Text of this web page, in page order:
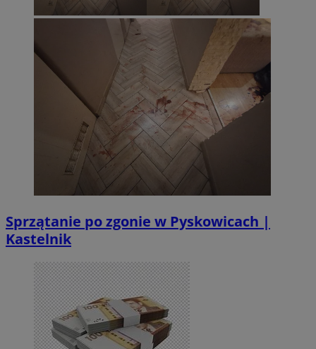
Sprzątanie po zgonie w Pyskowicach |
Kastelnik